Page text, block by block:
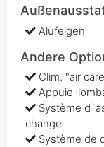
Alufelgen
Andere
Clim. "air
Appuie-
Système
change
Système de